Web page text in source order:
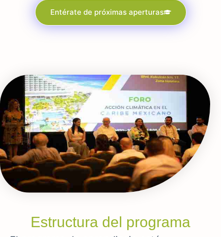
Entérate de próximas aperturas
Estructura del programa